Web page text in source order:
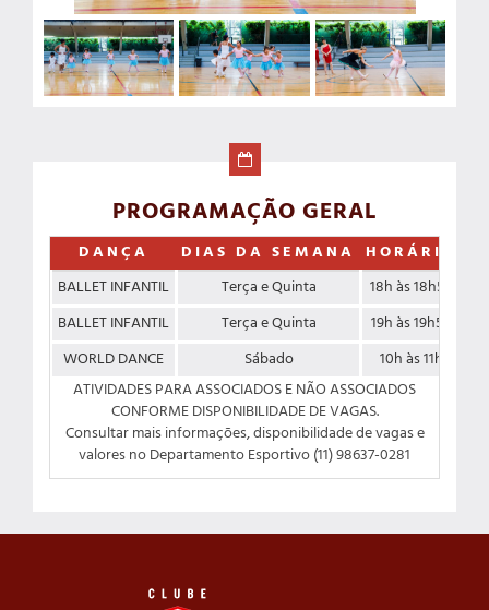
PROGRAMAÇÃO GERAL
DANÇA DIAS DA SEMANA HORÁRIO
BALLET INFANTIL Terça e Quinta
18h às 18h50
BALLET INFANTIL
Terça e Quinta
19h às 19h50
WORLD DANCE
Sábado 10h às 11h
ATIVIDADES PARA ASSOCIADOS E NÃO ASSOCIADOS
CONFORME DISPONIBILIDADE DE VAGAS.
Consultar mais informações, disponibilidade de vagas e
valores no Departamento Esportivo (11) 98637-0281